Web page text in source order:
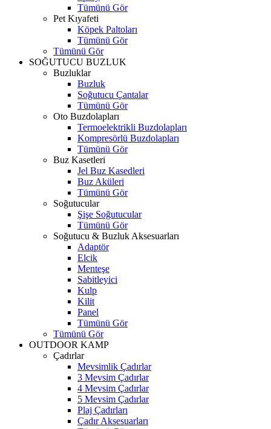
Tümünü Gör
Pet Kıyafeti
Köpek Paltoları
Tümünü Gör
Tümünü Gör
SOĞUTUCU BUZLUK
Buzluklar
Buzluk
Soğutucu Çantalar
Tümünü Gör
Oto Buzdolapları
Termoelektrikli Buzdolapları
Kompresörlü Buzdolapları
Tümünü Gör
Buz Kasetleri
Jel Buz Kasedleri
Buz Aküleri
Tümünü Gör
Soğutucular
Şişe Soğutucular
Tümünü Gör
Soğutucu & Buzluk Aksesuarları
Adaptör
Elcik
Menteşe
Sabitleyici
Kulp
Kilit
Panel
Tümünü Gör
Tümünü Gör
OUTDOOR KAMP
Çadırlar
Mevsimlik Çadırlar
3 Mevsim Çadırlar
4 Mevsim Çadırlar
5 Mevsim Çadırlar
Plaj Çadırları
Çadır Aksesuarları